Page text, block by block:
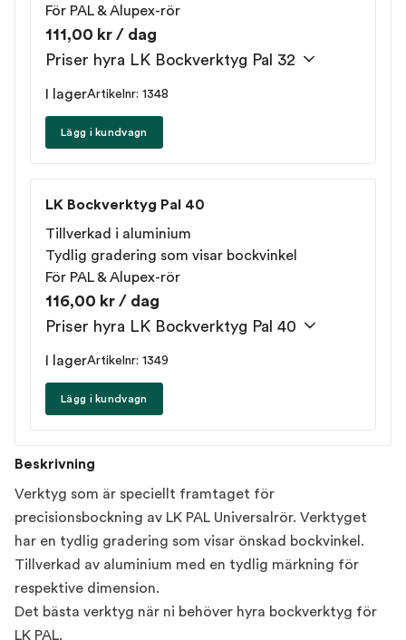
För PAL & Alupex-rör
111,00 kr / dag
Priser hyra LK Bockverktyg Pal 32
I lagerArtikelnr: 1348
Lägg i kundvagn
LK Bockverktyg Pal 40
Tillverkad i aluminium
Tydlig gradering som visar bockvinkel
För PAL & Alupex-rör
116,00 kr / dag
Priser hyra LK Bockverktyg Pal 40
I lagerArtikelnr: 1349
Lägg i kundvagn
Beskrivning
Verktyg som är speciellt framtaget för
precisionsbockning av LK PAL Universalrör. Verktyget
har en tydlig gradering som visar önskad bockvinkel.
Tillverkad av aluminium med en tydlig märkning för
respektive dimension.
Det bästa verktyg när ni behöver hyra bockverktyg för
LK PAL.